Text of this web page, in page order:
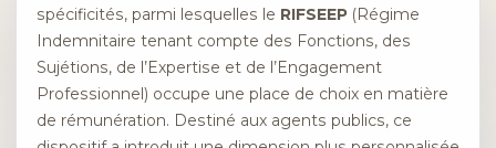
spécificités, parmi lesquelles le RIFSEEP (Régime
Indemnitaire tenant compte des Fonctions, des
Sujétions, de l’Expertise et de l’Engagement
Professionnel) occupe une place de choix en matière
de rémunération. Destiné aux agents publics, ce